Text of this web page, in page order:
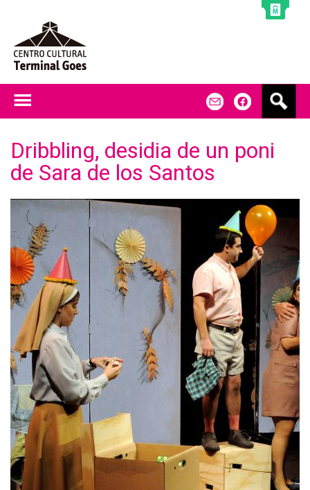
Dribbling, desidia de un poni
de Sara de los Santos
s
a